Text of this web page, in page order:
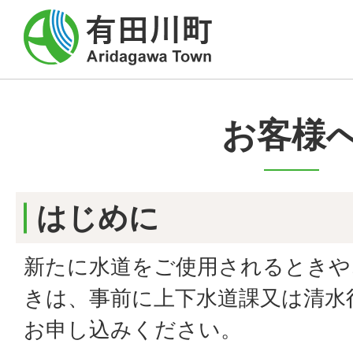
お客様
はじめに
新たに水道をご使用されるとき
きは、事前に上下水道課又は清
お申し込みください。